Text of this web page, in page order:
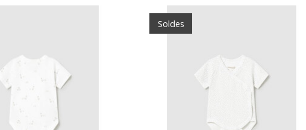
Soldes